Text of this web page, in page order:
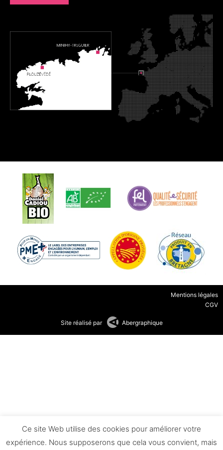
Mentions légales
CGV
Site réalisé par Abergraphique
Ce site Web utilise des cookies pour améliorer votre
expérience. Nous supposerons que cela vous convient, mais